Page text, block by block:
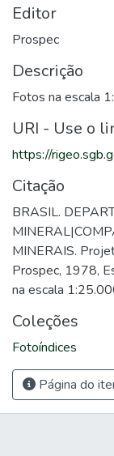
Editor
Prospec
Descrição
Fotos na escala
URI - Use o
https://
Citação
BRASIL.
MINERAIS.
Prospec, 1978,
na escala
Coleções
Fotoíndices
Página do